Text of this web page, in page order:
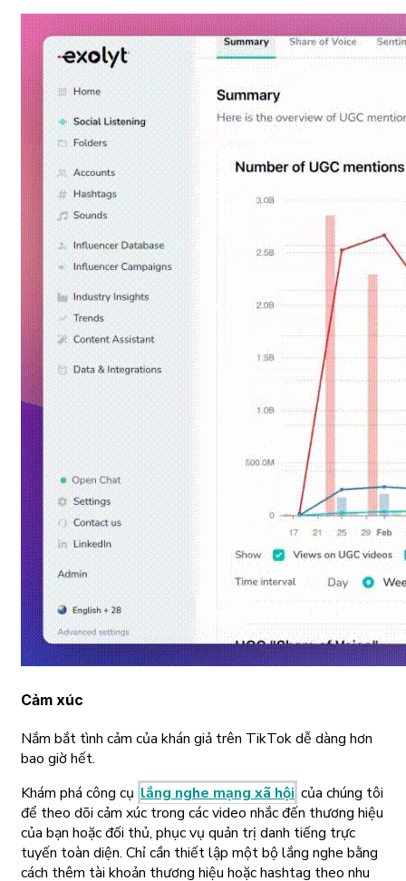
Cảm xúc
Nắm bắt tình cảm của khán giả trên TikTok dễ dàng hơn
bao giờ hết.
Khám phá công cụ lắng nghe mạng xã hội của chúng tôi
để theo dõi cảm xúc trong các video nhắc đến thương hiệu
của bạn hoặc đối thủ, phục vụ quản trị danh tiếng trực
tuyến toàn diện. Chỉ cần thiết lập một bộ lắng nghe bằng
cách thêm tài khoản thương hiệu hoặc hashtag theo nhu